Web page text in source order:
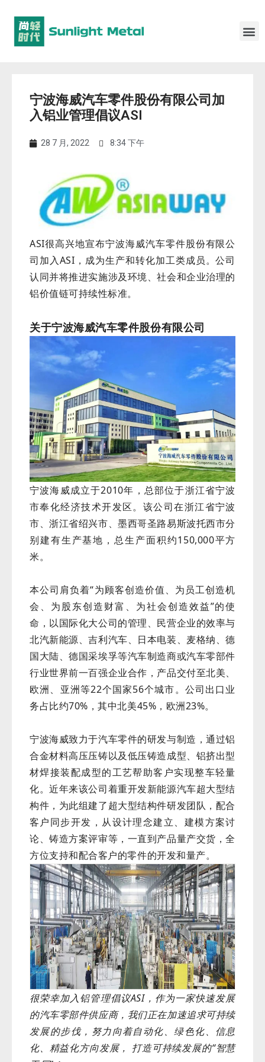
宁波海威汽车零件股份有限公司加
入铝业管理倡议ASI
28 7 月, 2022 8:34 下午
ASI很高兴地宣布宁波海威汽车零件股份有限公
司加入ASI，成为生产和转化加工类成员。公司
认同并将推进实施涉及环境、社会和企业治理的
铝价值链可持续性标准。
关于宁波海威汽车零件股份有限公司
宁波海威成立于2010年，总部位于浙江省宁波
市奉化经济技术开发区。 该公司在浙江省宁波
市、浙江省绍兴市、墨西哥圣路易斯波托西市分
别建有生产基地，总生产面积约150,000平方
米。
本公司肩负着“为顾客创造价值、为员工创造机
会、为股东创造财富、为社会创造效益”的使
命，以国际化大公司的管理、民营企业的效率与
北汽新能源、吉利汽车、日本电装、麦格纳、德
国大陆、德国采埃孚等汽车制造商或汽车零部件
行业世界前一百强企业合作，产品交付至北美、
欧洲、亚洲等22个国家56个城市。公司出口业
务占比约70%，其中北美45%，欧洲23%。
宁波海威致力于汽车零件的研发与制造，通过铝
合金材料高压压铸以及低压铸造成型、铝挤出型
材焊接装配成型的工艺帮助客户实现整车轻量
化。近年来该公司着重开发新能源汽车超大型结
构件，为此组建了超大型结构件研发团队，配合
客户同步开发，从设计理念建立、建模方案讨
论、铸造方案评审等，一直到产品量产交货，全
方位支持和配合客户的零件的开发和量产。
很荣幸加入铝管理倡议ASI，作为一家快速发展
的汽车零部件供应商，我们正在加速追求可持续
发展的步伐，努力向着自动化、绿色化、信息
化、精益化方向发展， 打造可持续发展的“智慧